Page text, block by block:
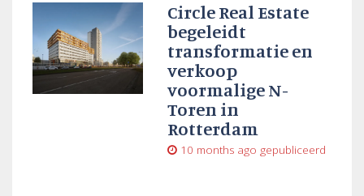
Circle Real Estate
begeleidt
transformatie en
verkoop
voormalige N-
Toren in
Rotterdam
10 months ago gepubliceerd